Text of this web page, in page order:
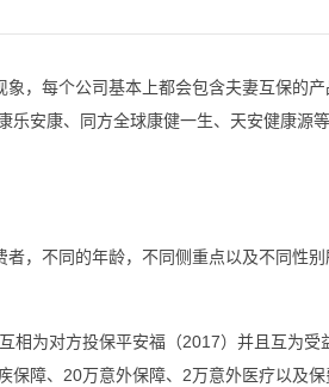
，每个公司基本上都会包含夫妻互保的
乐安康、同方全球康健一生、天安健康源
，不同的年龄，不同侧重点以及不同性
相为对方投保平安福（2017）并且互为
障、20万意外保障、2万意外医疗以及保